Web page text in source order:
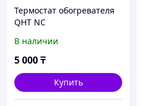
Термостат обогревателя
QHT NC
В наличии
5 000₸
Купить